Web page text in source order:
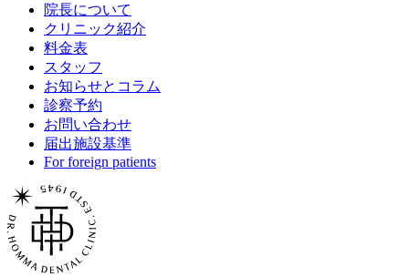
院長について
クリニック紹介
料金表
スタッフ
お知らせとコラム
診察予約
お問い合わせ
届出施設基準
For foreign patients